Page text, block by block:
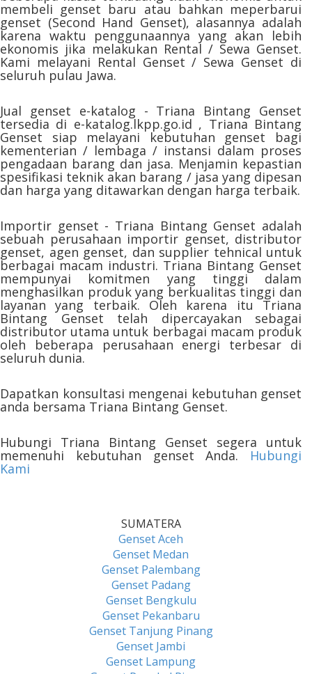
membeli genset baru atau bahkan meperbarui
genset (Second Hand Genset), alasannya adalah
karena waktu penggunaannya yang akan lebih
ekonomis jika melakukan Rental / Sewa Genset.
Kami melayani Rental Genset / Sewa Genset di
seluruh pulau Jawa.
Jual genset e-katalog - Triana Bintang Genset
tersedia di e-katalog.lkpp.go.id , Triana Bintang
Genset siap melayani kebutuhan genset bagi
kementerian / lembaga / instansi dalam proses
pengadaan barang dan jasa. Menjamin kepastian
spesifikasi teknik akan barang / jasa yang dipesan
dan harga yang ditawarkan dengan harga terbaik.
Importir genset - Triana Bintang Genset adalah
sebuah perusahaan importir genset, distributor
genset, agen genset, dan supplier tehnical untuk
berbagai macam industri. Triana Bintang Genset
mempunyai komitmen yang tinggi dalam
menghasilkan produk yang berkualitas tinggi dan
layanan yang terbaik. Oleh karena itu Triana
Bintang Genset telah dipercayakan sebagai
distributor utama untuk berbagai macam produk
oleh beberapa perusahaan energi terbesar di
seluruh dunia.
Dapatkan konsultasi mengenai kebutuhan genset
anda bersama Triana Bintang Genset.
Hubungi Triana Bintang Genset segera untuk
memenuhi kebutuhan genset Anda. Hubungi
Kami
SUMATERA
Genset Aceh
Genset Medan
Genset Palembang
Genset Padang
Genset Bengkulu
Genset Pekanbaru
Genset Tanjung Pinang
Genset Jambi
Genset Lampung